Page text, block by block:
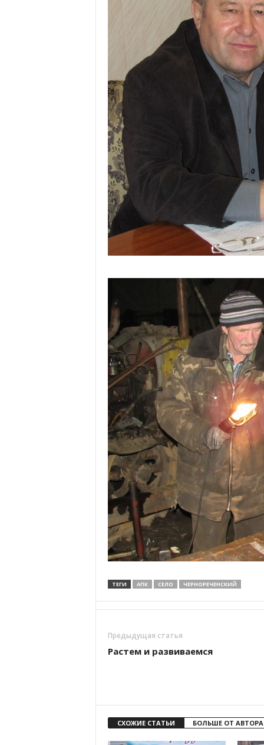
ТЕГИ АПК СЕЛО ЧЕРНОРЕЧЕНСКИЙ
Предыдущая статья
Растем и развиваемся
СХОЖИЕ СТАТЬИ БОЛЬШЕ ОТ АВТОРА